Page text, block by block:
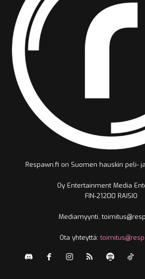
Respawn.fi on Suomen hauskin peli-
Oy Entertainment Media
FIN-21200 RAISIO
Mediamyynti,
Ota yhteyttä: